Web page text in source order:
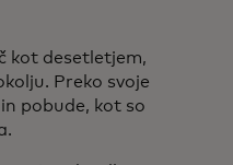
kot desetletjem,
Preko svoje
pobude, kot so